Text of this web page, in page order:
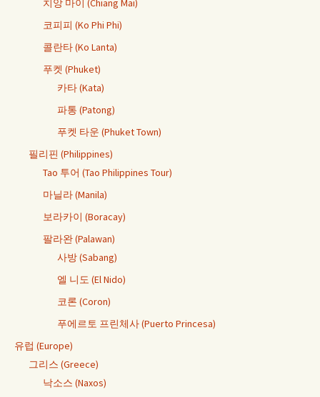
치앙 마이 (Chiang Mai)
코피피 (Ko Phi Phi)
콜란타 (Ko Lanta)
푸켓 (Phuket)
카타 (Kata)
파통 (Patong)
푸켓 타운 (Phuket Town)
필리핀 (Philippines)
Tao 투어 (Tao Philippines Tour)
마닐라 (Manila)
보라카이 (Boracay)
팔라완 (Palawan)
사방 (Sabang)
엘 니도 (El Nido)
코론 (Coron)
푸에르토 프린체사 (Puerto Princesa)
유럽 (Europe)
그리스 (Greece)
낙소스 (Naxos)